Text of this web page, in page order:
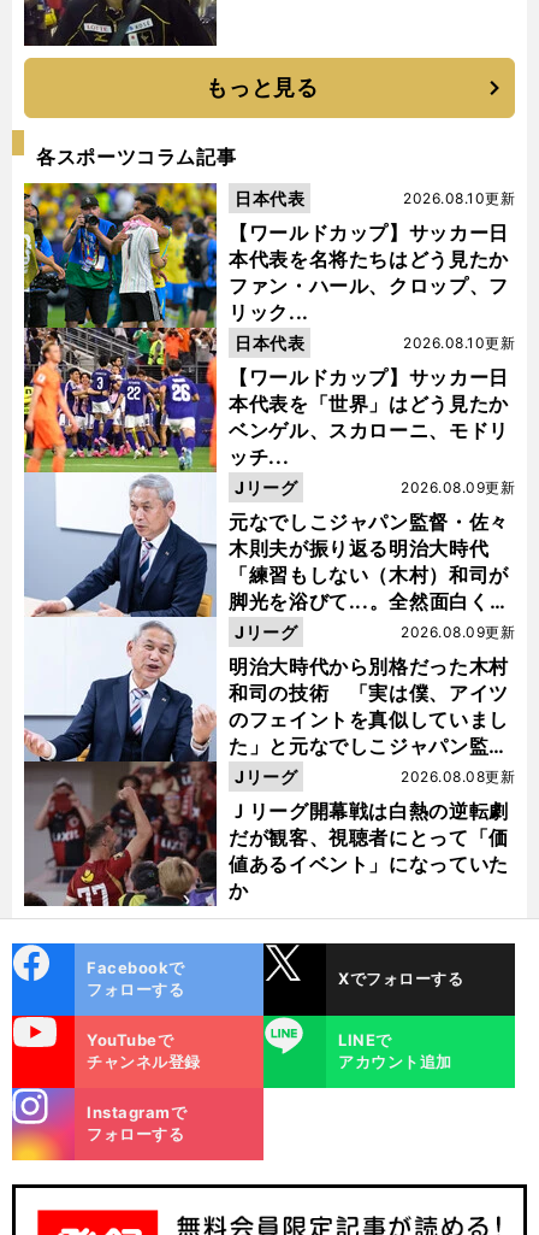
もっと見る
各スポーツコラム記事
【ワールドカップ】サッカー日
本代表を名将たちはどう見たか
ファン・ハール、クロップ、フ
リック...
2026.08.10更新
日本代表
【ワールドカップ】サッカー日
本代表を「世界」はどう見たか
ベンゲル、スカローニ、モドリ
ッチ...
2026.08.10更新
日本代表
元なでしこジャパン監督・佐々
木則夫が振り返る明治大時代
「練習もしない（木村）和司が
脚光を浴びて...。全然面白くな
い４年間でした」
2026.08.09更新
Jリーグ
明治大時代から別格だった木村
和司の技術 「実は僕、アイツ
のフェイントを真似していまし
た」と元なでしこジャパン監
督・佐々木則夫
2026.08.09更新
Jリーグ
Ｊリーグ開幕戦は白熱の逆転劇
だが観客、視聴者にとって「価
値あるイベント」になっていた
か
2026.08.08更新
Jリーグ
ok
Facebookで
フォローする
Xでフォローする
YouTubeで
チャンネル登録
LINE
LINEで
アカウント追加
m
Instagramで
フォローする